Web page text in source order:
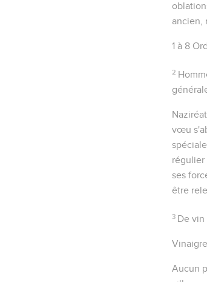
ancien,
1 à 8
2
Naziréat
vœu
régulier
ses
être
3 De vin
Vinaigre
Aucun